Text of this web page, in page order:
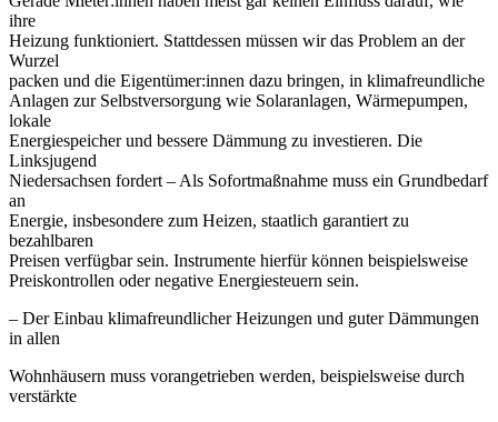
ihre
Heizung funktioniert. Stattdessen müssen wir das Problem an der
Wurzel
packen und die Eigentümer:innen dazu bringen, in klimafreundliche
Anlagen zur Selbstversorgung wie Solaranlagen, Wärmepumpen,
lokale
Energiespeicher und bessere Dämmung zu investieren. Die
Linksjugend
Niedersachsen fordert – Als Sofortmaßnahme muss ein Grundbedarf
an
Energie, insbesondere zum Heizen, staatlich garantiert zu
bezahlbaren
Preisen verfügbar sein. Instrumente hierfür können beispielsweise
Preiskontrollen oder negative Energiesteuern sein.
– Der Einbau klimafreundlicher Heizungen und guter Dämmungen
in allen
Wohnhäusern muss vorangetrieben werden, beispielsweise durch
verstärkte